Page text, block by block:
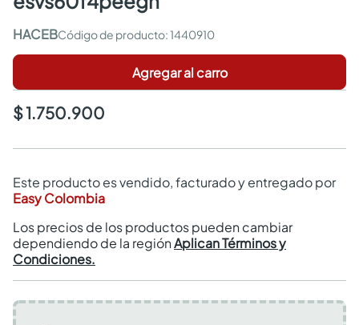
HACEB :1440910
Agregar al carro
$ 1.750.900
Este producto es vendido, facturado y entregado por
Easy Colombia
Los precios de los productos pueden cambiar
dependiendo de la regiónAplican Términos y
Condiciones.